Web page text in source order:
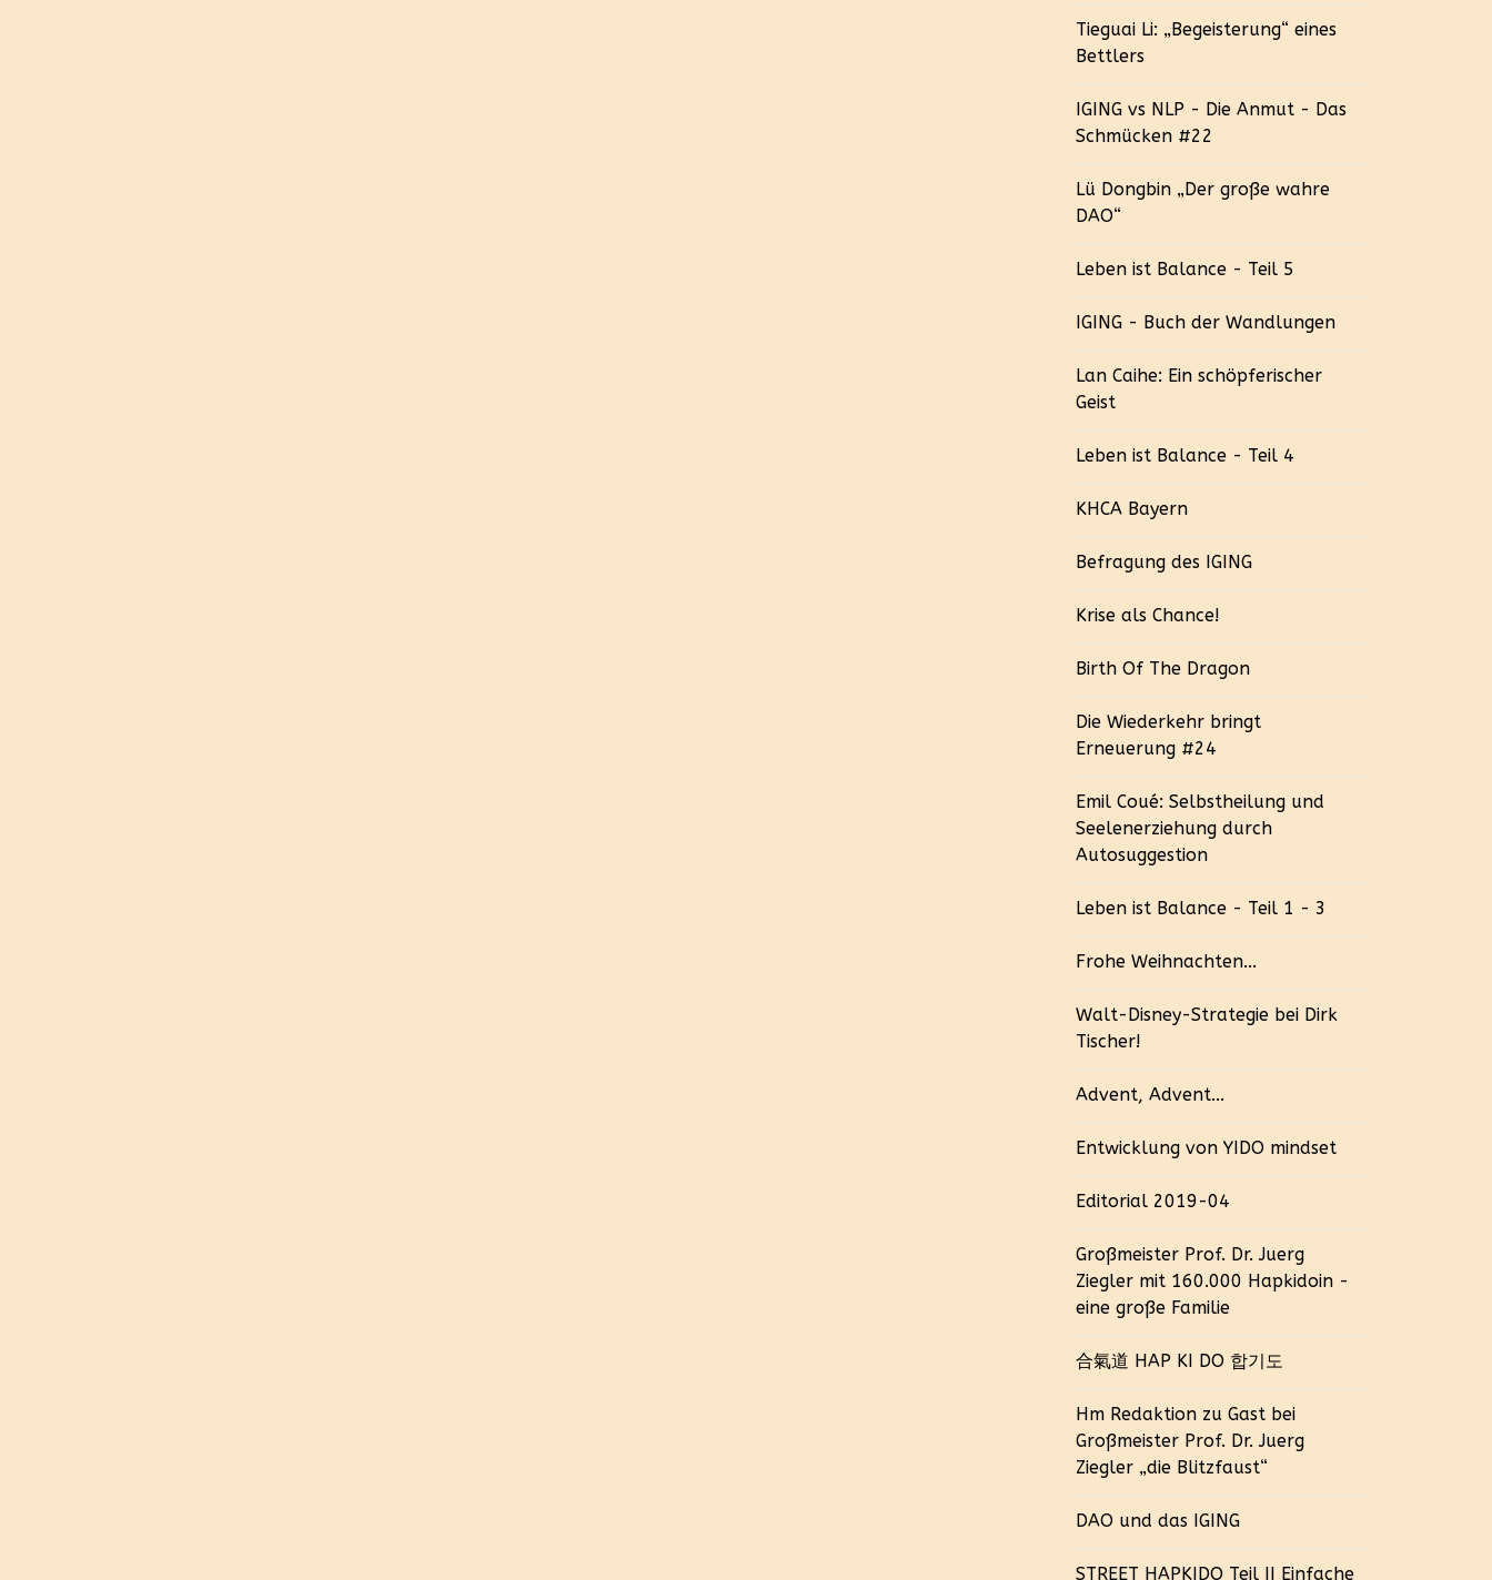
Tieguai Li: „Begeisterung“ eines
Bettlers
IGING vs NLP - Die Anmut - Das
Schmücken #22
Lü Dongbin „Der große wahre
DAO“
Leben ist Balance - Teil 5
IGING - Buch der Wandlungen
Lan Caihe: Ein schöpferischer
Geist
Leben ist Balance - Teil 4
KHCA Bayern
Befragung des IGING
Krise als Chance!
Birth Of The Dragon
Die Wiederkehr bringt
Erneuerung #24
Emil Coué: Selbstheilung und
Seelenerziehung durch
Autosuggestion
Leben ist Balance - Teil 1 - 3
Frohe Weihnachten...
Walt-Disney-Strategie bei Dirk
Tischer!
Advent, Advent...
Entwicklung von YIDO mindset
Editorial 2019-04
Großmeister Prof. Dr. Juerg
Ziegler mit 160.000 Hapkidoin -
eine große Familie
合氣道 HAP KI DO 합기도
Hm Redaktion zu Gast bei
Großmeister Prof. Dr. Juerg
Ziegler „die Blitzfaust“
DAO und das IGING
STREET HAPKIDO Teil II Einfache